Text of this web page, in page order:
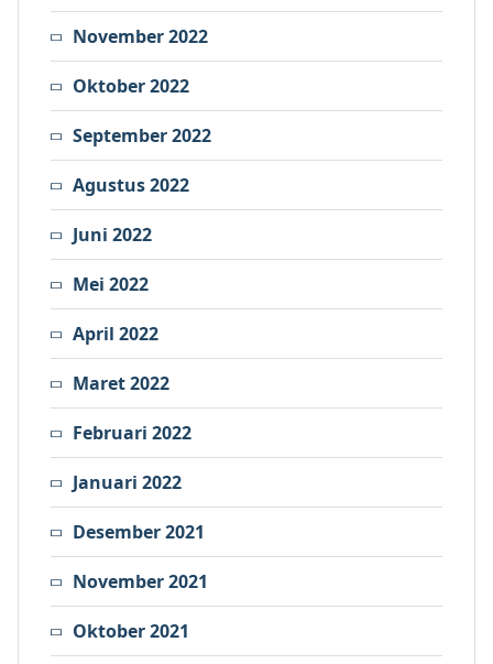
November 2022
Oktober 2022
September 2022
Agustus 2022
Juni 2022
Mei 2022
April 2022
Maret 2022
Februari 2022
Januari 2022
Desember 2021
November 2021
Oktober 2021